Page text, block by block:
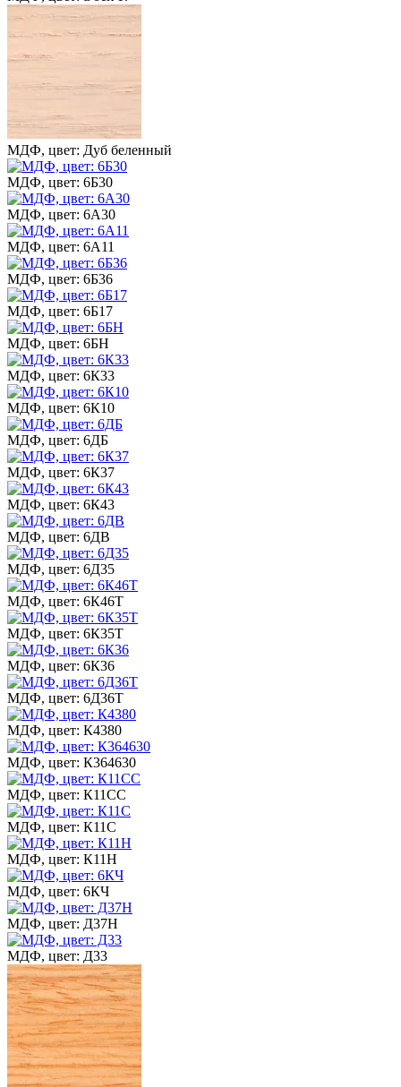
МДФ, цвет: Дуб беленный
МДФ, цвет: 6Б30
МДФ, цвет: 6А30
МДФ, цвет: 6А11
МДФ, цвет: 6Б36
МДФ, цвет: 6Б17
МДФ, цвет: 6БН
МДФ, цвет: 6К33
МДФ, цвет: 6К10
МДФ, цвет: 6ДБ
МДФ, цвет: 6К37
МДФ, цвет: 6К43
МДФ, цвет: 6ДВ
МДФ, цвет: 6Д35
МДФ, цвет: 6К46Т
МДФ, цвет: 6К35Т
МДФ, цвет: 6К36
МДФ, цвет: 6Д36Т
МДФ, цвет: К4380
МДФ, цвет: К364630
МДФ, цвет: К11СС
МДФ, цвет: К11С
МДФ, цвет: К11Н
МДФ, цвет: 6КЧ
МДФ, цвет: Д37Н
МДФ, цвет: Д33